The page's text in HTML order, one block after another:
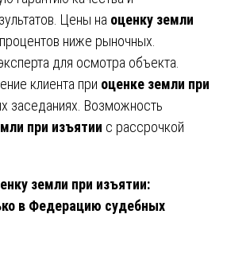
Цены на оценку земли
ниже рыночных.
для осмотра объекта.
клиента при оценке земли при
заседаниях. Возможность
при изъятии с рассрочкой
земли при изъятии:
в Федерацию судебных